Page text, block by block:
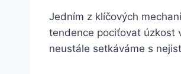
Jedním z klíčových
tendence pociťovat úzkost
neustále setkáváme s